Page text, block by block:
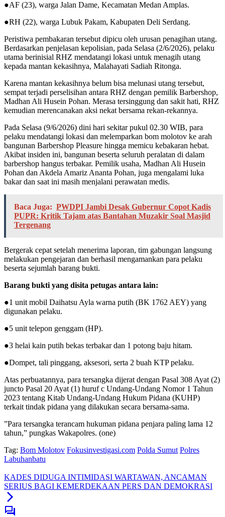
​●AF (23), warga Jalan Dame, Kecamatan Medan Amplas.
​●RH (22), warga Lubuk Pakam, Kabupaten Deli Serdang.
​Peristiwa pembakaran tersebut dipicu oleh urusan penagihan utang.
Berdasarkan penjelasan kepolisian, pada Selasa (2/6/2026), pelaku
utama berinisial RHZ mendatangi lokasi untuk menagih utang
kepada mantan kekasihnya, Malahayati Sadiah Ritonga.
​Karena mantan kekasihnya belum bisa melunasi utang tersebut,
sempat terjadi perselisihan antara RHZ dengan pemilik Barbershop,
Madhan Ali Husein Pohan. Merasa tersinggung dan sakit hati, RHZ
kemudian merencanakan aksi nekat bersama rekan-rekannya.
​Pada Selasa (9/6/2026) dini hari sekitar pukul 02.30 WIB, para
pelaku mendatangi lokasi dan melemparkan bom molotov ke arah
bangunan Barbershop Pleasure hingga memicu kebakaran hebat.
Akibat insiden ini, bangunan beserta seluruh peralatan di dalam
barbershop hangus terbakar. Pemilik usaha, Madhan Ali Husein
Pohan dan Akdela Amariz Ananta Pohan, juga mengalami luka
bakar dan saat ini masih menjalani perawatan medis.
Baca Juga: PWDPI Jambi Desak Gubernur Copot Kadis
PUPR: Kritik Tajam atas Bantahan Muzakir Soal Masjid
Tergenang
​Bergerak cepat setelah menerima laporan, tim gabungan langsung
melakukan pengejaran dan berhasil mengamankan para pelaku
beserta sejumlah barang bukti.
Barang bukti yang disita petugas antara lain:
●​1 unit mobil Daihatsu Ayla warna putih (BK 1762 AEY) yang
digunakan pelaku.
​●5 unit telepon genggam (HP).
​●3 helai kain putih bekas terbakar dan 1 potong baju hitam.
​●Dompet, tali pinggang, aksesori, serta 2 buah KTP pelaku.
​Atas perbuatannya, para tersangka dijerat dengan Pasal 308 Ayat (2)
juncto Pasal 20 Ayat (1) huruf c Undang-Undang Nomor 1 Tahun
2023 tentang Kitab Undang-Undang Hukum Pidana (KUHP)
terkait tindak pidana yang dilakukan secara bersama-sama.
​”Para tersangka terancam hukuman pidana penjara paling lama 12
tahun,” pungkas Wakapolres. (one)
Tag: Bom Molotov Fokusinvestigasi.com Polda Sumut Polres
Labuhanbatu
KADES DIDUGA INTIMIDASI WARTAWAN, ANCAMAN
SERIUS BAGI KEMERDEKAAN PERS DAN DEMOKRASI